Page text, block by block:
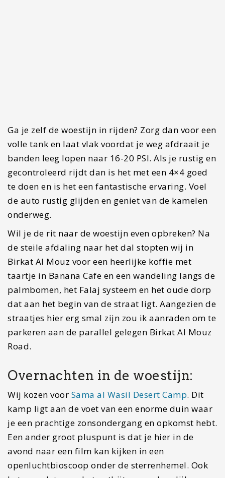
restaurantje waar je wat kan eten of een koud
drankje kan halen. Loop vooral ook wat verder
naar boven als je wil genieten van extra
waterpoelen. Let erop dat deze plek ook door
locals gebruikt wordt. Houdt hier rekening mee
met gepaste en bedekkende zwemkleding.
Ook is er nog een kleine grot waar je heen kan
lopen. Volg het pad totdat je een trap oploopt en
aan de rechterkant een smalle opening ziet. De
korte wandeling erheen is mooier dan de grot
zelf. Ik ging er zelf naar binnen, vond de
waterpoel dat een klein plasje was maar raakte
bij verdwaald.
Na deze verfrissende duik rijd je naar de kuststad
Sur. Dit is een echt kusstadje. Het is niet de meest
bijzondere plek van Oman maar wel een fijne